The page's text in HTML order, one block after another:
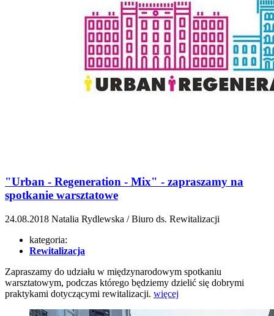
"Urban - Regeneration - Mix" - zapraszamy na
spotkanie warsztatowe
24.08.2018 Natalia Rydlewska / Biuro ds. Rewitalizacji
kategoria:
Rewitalizacja
Zapraszamy do udziału w międzynarodowym spotkaniu
warsztatowym, podczas którego będziemy dzielić się dobrymi
praktykami dotyczącymi rewitalizacji. więcej